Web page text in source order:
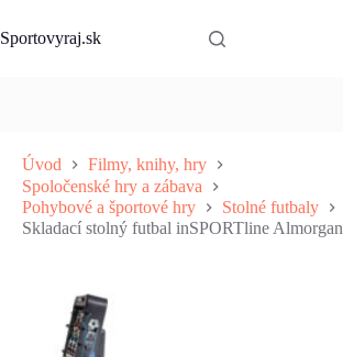
to
content
Sportovyraj.sk
Úvod
Filmy, knihy, hry
Spoločenské hry a zábava
Pohybové a športové hry
Stolné futbaly
Skladací stolný futbal inSPORTline Almorgan